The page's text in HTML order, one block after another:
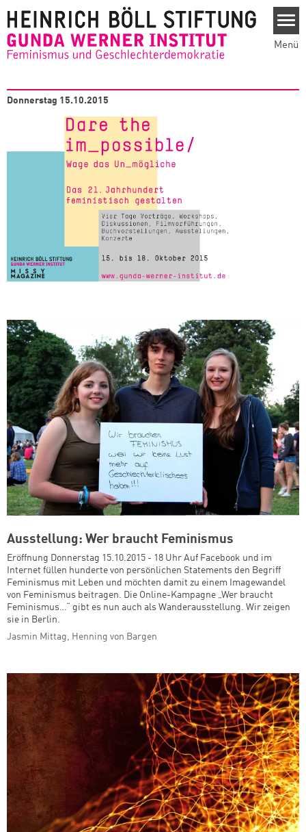
Menü
Donnerstag 15.10.2015
Ausstellung: Wer braucht Feminismus
Eröffnung Donnerstag 15.10.2015 - 18 Uhr Auf Facebook und im
Internet füllen hunderte von persönlichen Statements den Begriff
Feminismus mit Leben und möchten damit zu einem Imagewandel
von Feminismus beitragen. Die Online-Kampagne „Wer braucht
Feminismus…“ gibt es nun auch als Wanderausstellung. Wir zeigen
sie in Berlin.
Jasmin Mittag, Henning von Bargen